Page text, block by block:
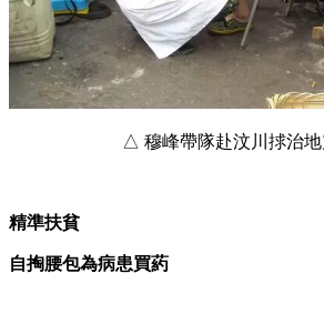
△ 穆峰帶隊赴汶川捄治地
精準扶貧
自掏腰包為病患買葯